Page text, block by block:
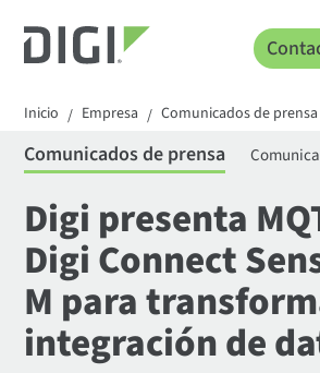
Inicio / Empresa / Comunicados de prensa
Comunicados de prensa
Digi presenta
Digi Connect
M para
integración de